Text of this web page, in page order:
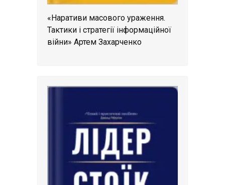
«Наративи масового ураження.
Тактики і стратегії інформаційної
війни» Артем Захарченко